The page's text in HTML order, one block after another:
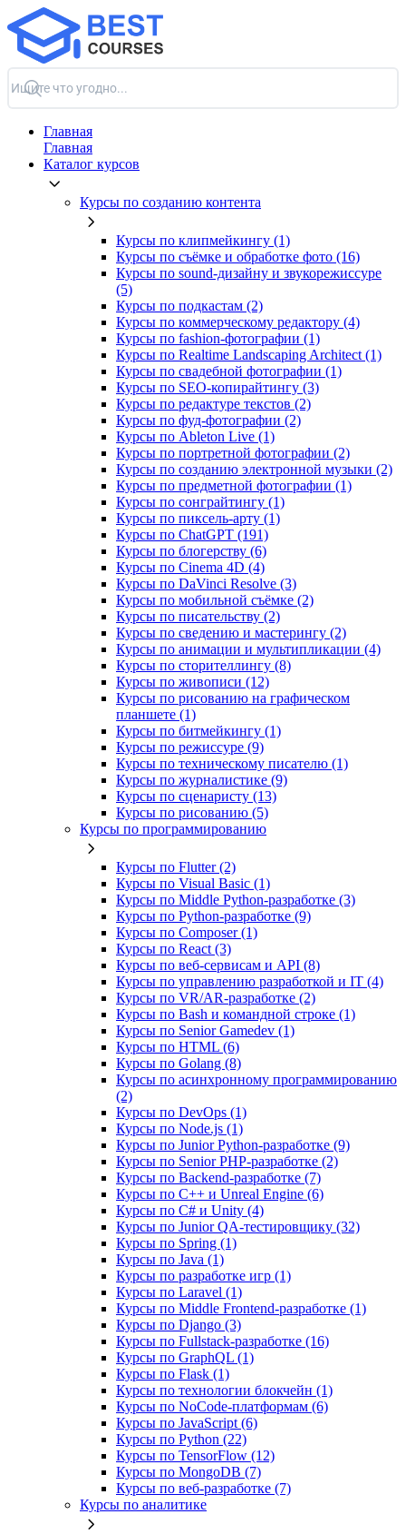
Главная
Главная
Каталог курсов
Курсы по созданию контента
Курсы по клипмейкингу (1)
Курсы по съёмке и обработке фото (16)
Курсы по sound-дизайну и звукорежиссуре
(5)
Курсы по подкастам (2)
Курсы по коммерческому редактору (4)
Курсы по fashion-фотографии (1)
Курсы по Realtime Landscaping Architect (1)
Курсы по свадебной фотографии (1)
Курсы по SEO-копирайтингу (3)
Курсы по редактуре текстов (2)
Курсы по фуд-фотографии (2)
Курсы по Ableton Live (1)
Курсы по портретной фотографии (2)
Курсы по созданию электронной музыки (2)
Курсы по предметной фотографии (1)
Курсы по сонграйтингу (1)
Курсы по пиксель-арту (1)
Курсы по ChatGPT (191)
Курсы по блогерству (6)
Курсы по Cinema 4D (4)
Курсы по DaVinci Resolve (3)
Курсы по мобильной съёмке (2)
Курсы по писательству (2)
Курсы по сведению и мастерингу (2)
Курсы по анимации и мультипликации (4)
Курсы по сторителлингу (8)
Курсы по живописи (12)
Курсы по рисованию на графическом
планшете (1)
Курсы по битмейкингу (1)
Курсы по режиссуре (9)
Курсы по техническому писателю (1)
Курсы по журналистике (9)
Курсы по сценаристу (13)
Курсы по рисованию (5)
Курсы по программированию
Курсы по Flutter (2)
Курсы по Visual Basic (1)
Курсы по Middle Python-разработке (3)
Курсы по Python-разработке (9)
Курсы по Composer (1)
Курсы по React (3)
Курсы по веб‑сервисам и API (8)
Курсы по управлению разработкой и IT (4)
Курсы по VR/AR‑разработке (2)
Курсы по Bash и командной строке (1)
Курсы по Senior Gamedev (1)
Курсы по HTML (6)
Курсы по Golang (8)
Курсы по асинхронному программированию
(2)
Курсы по DevOps (1)
Курсы по Node.js (1)
Курсы по Junior Python-разработке (9)
Курсы по Senior PHP-разработке (2)
Курсы по Backend‑разработке (7)
Курсы по C++ и Unreal Engine (6)
Курсы по C# и Unity (4)
Курсы по Junior QA-тестировщику (32)
Курсы по Spring (1)
Курсы по Java (1)
Курсы по разработке игр (1)
Курсы по Laravel (1)
Курсы по Middle Frontend-разработке (1)
Курсы по Django (3)
Курсы по Fullstack‑разработке (16)
Курсы по GraphQL (1)
Курсы по Flask (1)
Курсы по технологии блокчейн (1)
Курсы по NoCode‑платформам (6)
Курсы по JavaScript (6)
Курсы по Python (22)
Курсы по TensorFlow (12)
Курсы по MongoDB (7)
Курсы по веб‑разработке (7)
Курсы по аналитике